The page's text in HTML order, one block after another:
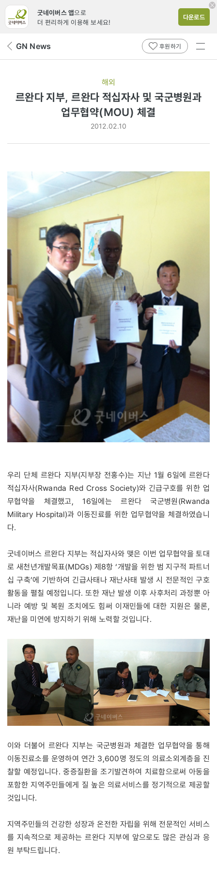
굿네이버스 앱으로
더 편리하게 이용해 보세요!
다운로드
뒤 GN News 후원하기
전체
해외
르완다 지부, 르완다 적십자사 및 국군병원과
업무협약(MOU) 체결
2012.02.10
우리 단체 르완다 지부(지부장 전홍수)는 지난 1월 6일에 르완다
적십자사(Rwanda Red Cross Society)와 긴급구호를 위한 업
무협약을 체결했고, 16일에는 르완다 국군병원(Rwanda
Military Hospital)과 이동진료를 위한 업무협약을 체결하였습니
다.
굿네이버스 르완다 지부는 적십자사와 맺은 이번 업무협약을 토대
로 새천년개발목표(MDGs) 제8항 ‘개발을 위한 범 지구적 파트너
십 구축’에 기반하여 긴급사태나 재난사태 발생 시 전문적인 구호
활동을 펼칠 예정입니다. 또한 재난 발생 이후 사후처리 과정뿐 아
니라 예방 및 복원 조치에도 힘써 이재민들에 대한 지원은 물론,
재난을 미연에 방지하기 위해 노력할 것입니다.
이와 더불어 르완다 지부는 국군병원과 체결한 업무협약을 통해
이동진료소를 운영하여 연간 3,600명 정도의 의료소외계층을 진
찰할 예정입니다. 중증질환을 조기발견하여 치료함으로써 아동을
포함한 지역주민들에게 질 높은 의료서비스를 정기적으로 제공할
것입니다.
지역주민들의 건강한 성장과 온전한 자립을 위해 전문적인 서비스
를 지속적으로 제공하는 르완다 지부에 앞으로도 많은 관심과 응
원 부탁드립니다.